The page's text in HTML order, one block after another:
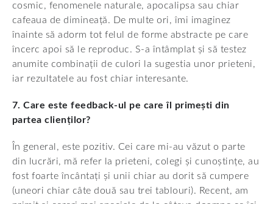
cosmic, fenomenele naturale, apocalipsa sau chiar
cafeaua de dimineață. De multe ori, îmi imaginez
înainte să adorm tot felul de forme abstracte pe care
încerc apoi să le reproduc. S-a întâmplat și să testez
anumite combinații de culori la sugestia unor prieteni,
iar rezultatele au fost chiar interesante.
7. Care este feedback-ul pe care îl primești din
partea clienților?
În general, este pozitiv. Cei care mi-au văzut o parte
din lucrări, mă refer la prieteni, colegi și cunoștințe, au
fost foarte încântați și unii chiar au dorit să cumpere
(uneori chiar câte două sau trei tablouri). Recent, am